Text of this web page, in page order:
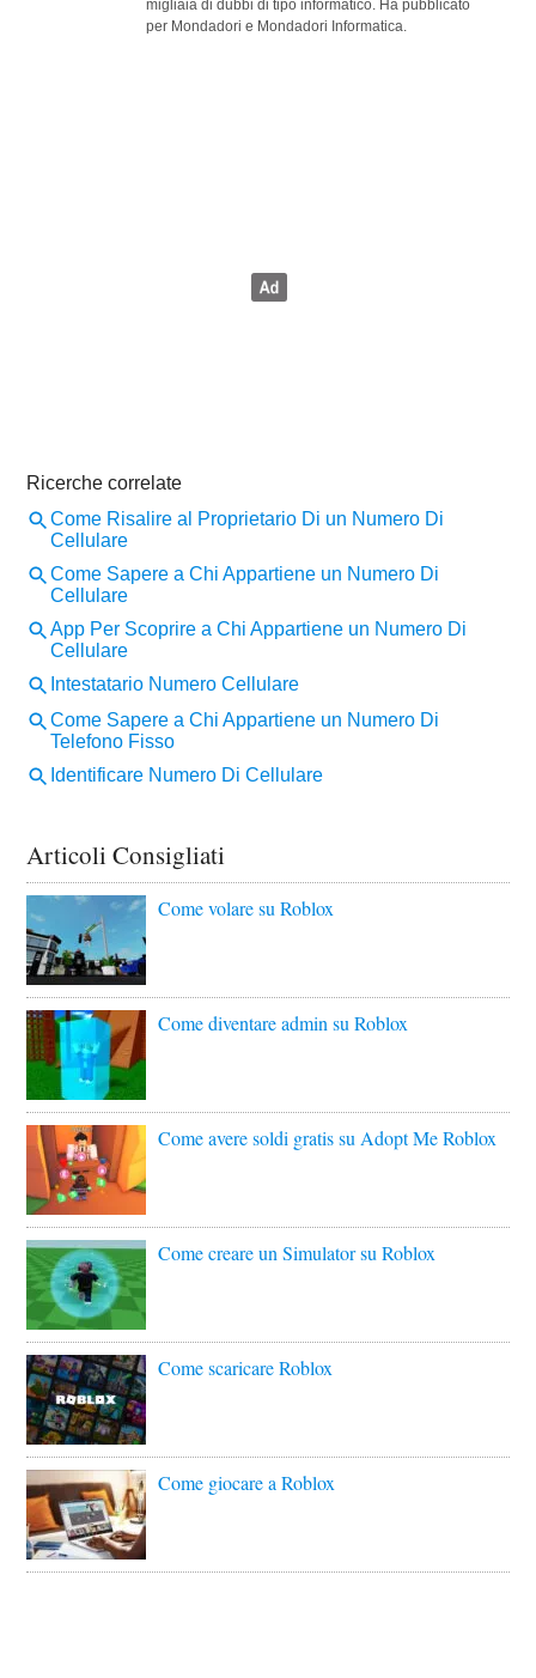
migliaia di dubbi di tipo informatico. Ha pubblicato
per Mondadori e Mondadori Informatica.
Articoli Consigliati
Come volare su Roblox
Come diventare admin su Roblox
Come avere soldi gratis su Adopt Me Roblox
Come creare un Simulator su Roblox
Come scaricare Roblox
Come giocare a Roblox